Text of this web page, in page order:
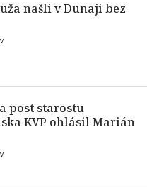
našli v Dunaji bez
post starostu
KVP ohlásil Marián